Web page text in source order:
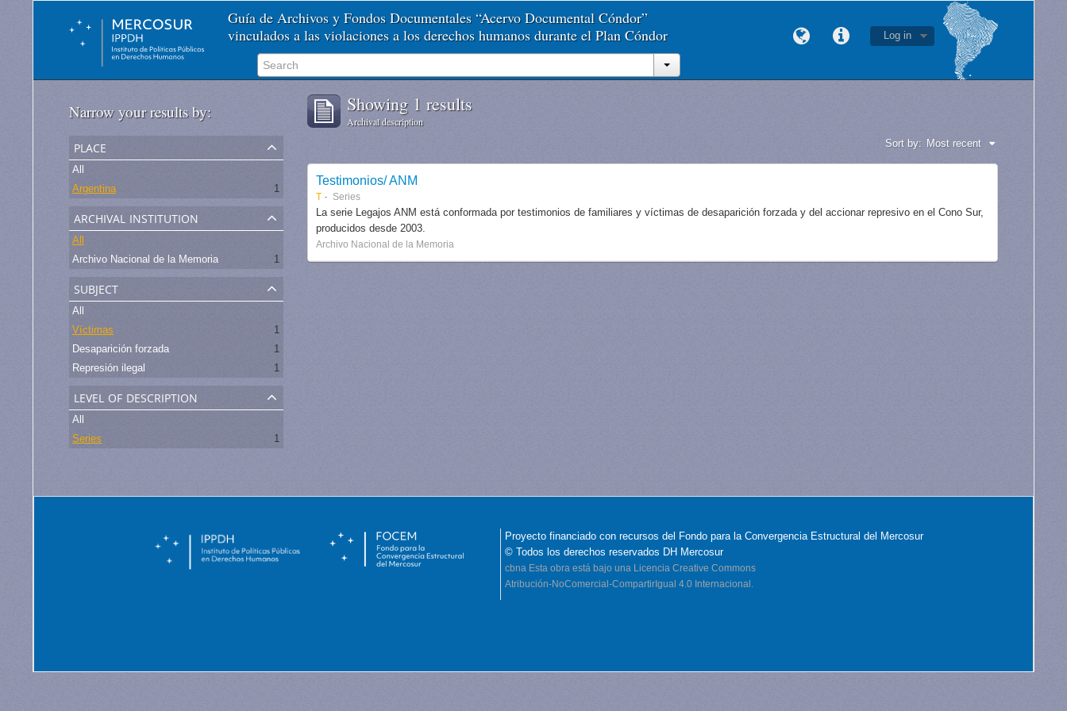
Guía de Archivos y Fondos Documentales “Acervo Documental Cóndor”
vinculados a las violaciones a los derechos humanos durante el Plan Cóndor
Log in
Narrow your results by:
place
All
Argentina
1
archival institution
All
Archivo Nacional de la Memoria
1
subject
All
Víctimas
1
Desaparición forzada
1
Represión ilegal
1
level of description
All
Series
1
Showing 1 results
Archival description
Sort by: Most recent
Testimonios/ ANM
T Series
La serie Legajos ANM está conformada por testimonios de familiares y víctimas de desaparición forzada y del accionar represivo en el Cono Sur,
producidos desde 2003.
Archivo Nacional de la Memoria
Proyecto financiado con recursos del Fondo para la Convergencia Estructural del Mercosur
© Todos los derechos reservados DH Mercosur
cbna Esta obra está bajo una Licencia Creative Commons
Atribución-NoComercial-CompartirIgual 4.0 Internacional.